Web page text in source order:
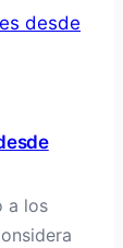
a los